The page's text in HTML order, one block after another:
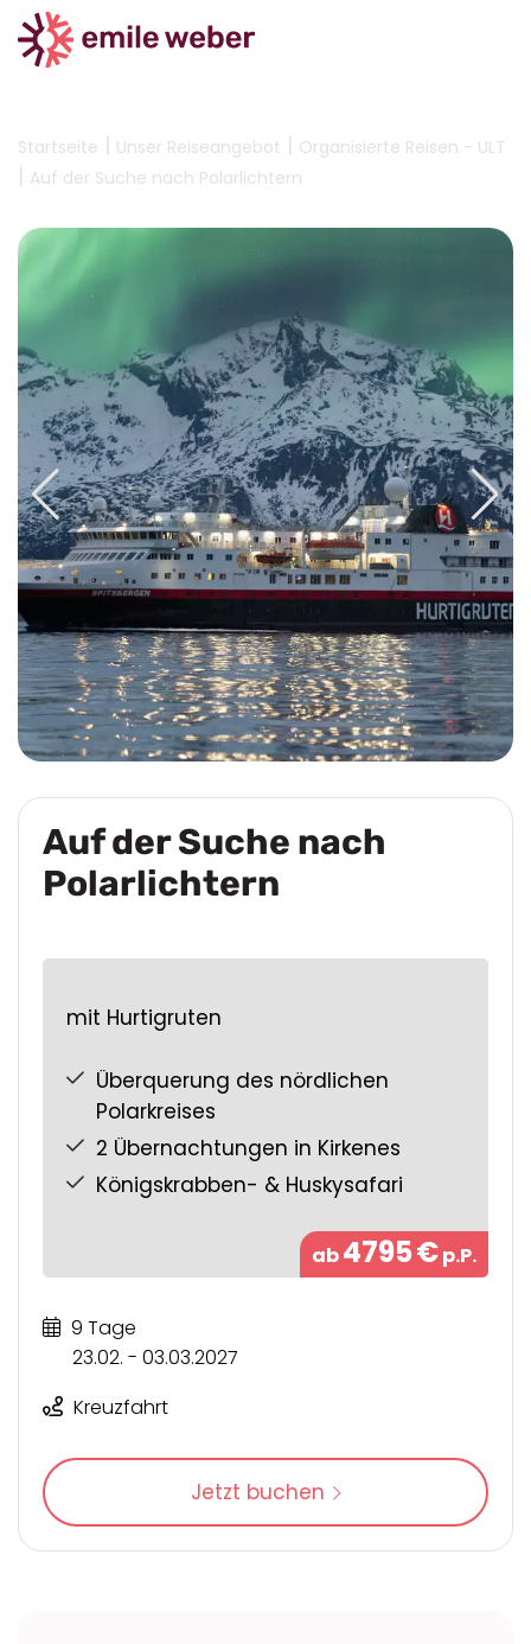
Startseite | Unser Reiseangebot | Organisierte Reisen - ULT
| Auf der Suche nach Polarlichtern
Auf der Suche nach
Polarlichtern
mit Hurtigruten
Überquerung des nördlichen
Polarkreises
2 Übernachtungen in Kirkenes
Königskrabben- & Huskysafari
ab4795€p.P.
9 Tage
23.02. - 03.03.2027
Kreuzfahrt
Jetzt buchen